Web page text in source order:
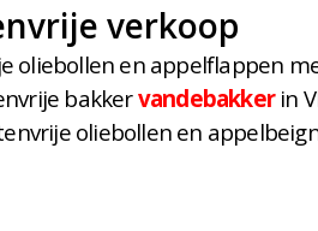
verkoop
oliebollen en appelflappen
bakkervandebakkerin
oliebollen en